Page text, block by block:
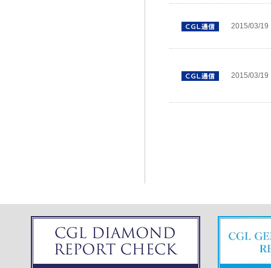
2015/03/19
2015/03/19